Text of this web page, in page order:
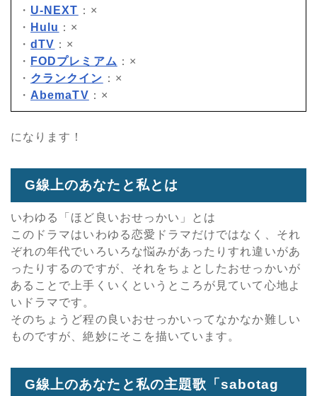
・ U-NEXT ：×
・ Hulu ：×
・dTV ：×
・ FODプレミアム ：×
・ クランクイン ：×
・ AbemaTV ：×
になります！
G線上のあなたと私とは
いわゆる「ほど良いおせっかい」とは
このドラマはいわゆる恋愛ドラマだけではなく、それ
ぞれの年代でいろいろな悩みがあったりすれ違いがあ
ったりするのですが、それをちょとしたおせっかいが
あることで上手くいくというところが見ていて心地よ
いドラマです。
そのちょうど程の良いおせっかいってなかなか難しい
ものですが、絶妙にそこを描いています。
G線上のあなたと私の主題歌「sabotag